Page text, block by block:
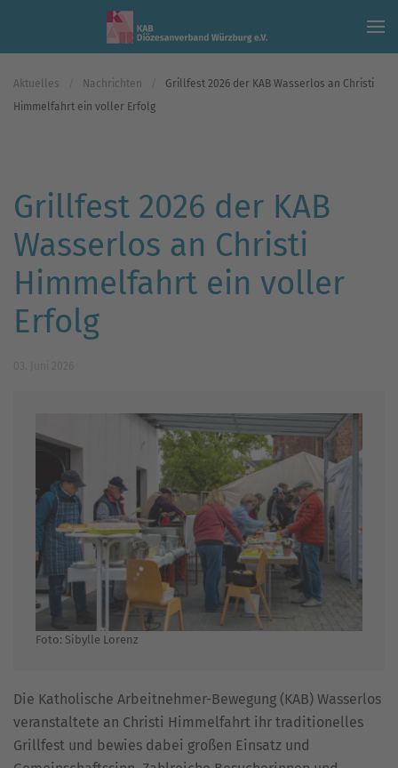
Skip to main content
Aktuelles Nachrichten
Grillfest 2026 der KAB Wasserlos an Christi
Himmelfahrt ein voller Erfolg
Grillfest 2026 der KAB
Wasserlos an Christi
Himmelfahrt ein voller
Erfolg
Foto: Sibylle Lorenz
Die Katholische Arbeitnehmer-Bewegung (KAB) Wasserlos
veranstaltete an Christi Himmelfahrt ihr traditionelles
Grillfest und bewies dabei großen Einsatz und